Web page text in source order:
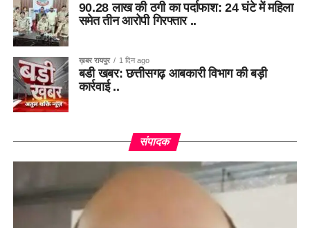
90.28 लाख की ठगी का पर्दाफाश: 24 घंटे में महिला
समेत तीन आरोपी गिरफ्तार ..
ख़बर रायपुर 1 दिन ago
बडी खबर: छत्तीसगढ़ आबकारी विभाग की बड़ी
कार्रवाई ..
संपादक